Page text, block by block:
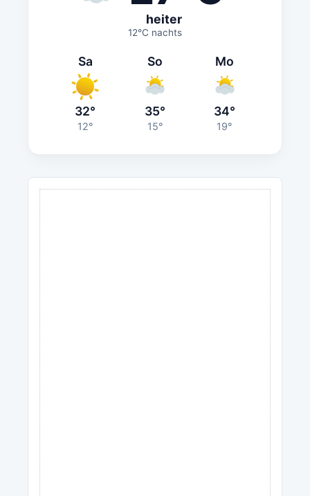
heiter
12°C nachts
Sa
32°
12°
So
35°
15°
Mo
34°
19°